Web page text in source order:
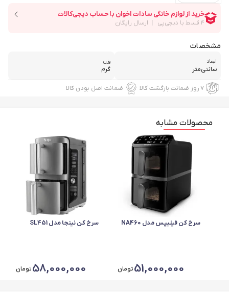
مشخصات
ابعاد
سانتی‌متر
وزن
گرم
۷ روز ضمانت بازگشت کالا ضمانت اصل بودن کالا
محصولات مشابه
سرخ کن فیلیپس مدل NA460
51,000,000تومان
سرخ کن نینجا مدل SL451
58,000,000تومان